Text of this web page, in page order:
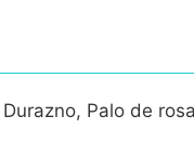
Palo de rosa